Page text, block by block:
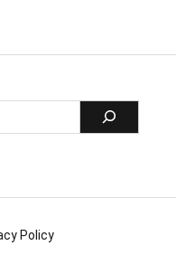
Policy